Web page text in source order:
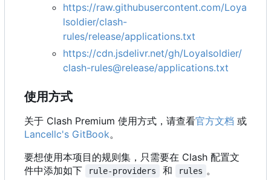
https://raw.githubusercontent.com/Loya
lsoldier/clash-
rules/release/applications.txt
https://cdn.jsdelivr.net/gh/Loyalsoldier/
clash-rules@release/applications.txt
使用方式
关于 Clash Premium 使用方式，请查看官方文档 或
Lancellc's GitBook。
要想使用本项目的规则集，只需要在 Clash 配置文
件中添加如下
rule-providers 和 rules 。